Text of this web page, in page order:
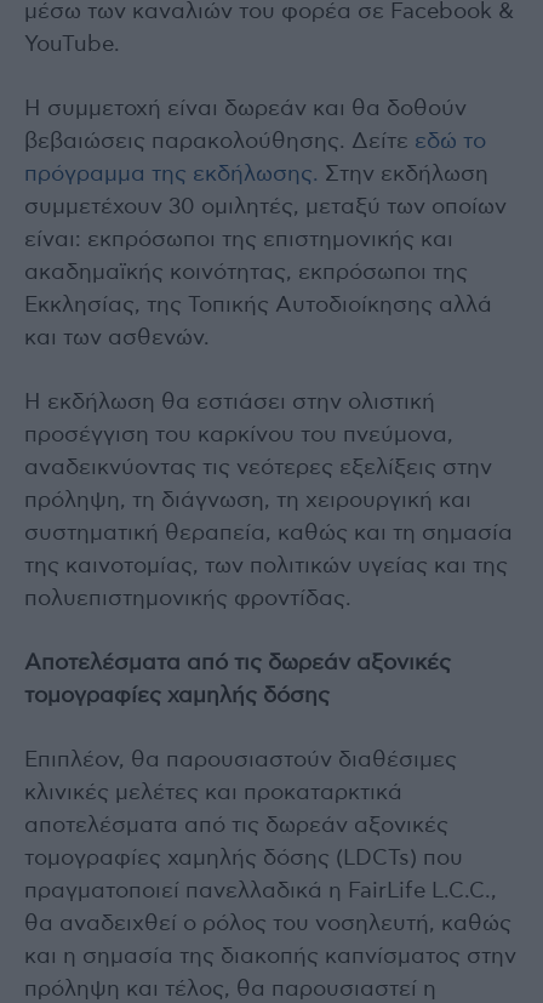
μέσω των καναλιών του φορέα σε Facebook &
YouTube.
Η συμμετοχή είναι δωρεάν και θα δοθούν
βεβαιώσεις παρακολούθησης. Δείτε εδώ το
πρόγραμμα της εκδήλωσης. Στην εκδήλωση
συμμετέχουν 30 ομιλητές, μεταξύ των οποίων
είναι: εκπρόσωποι της επιστημονικής και
ακαδημαϊκής κοινότητας, εκπρόσωποι της
Εκκλησίας, της Τοπικής Αυτοδιοίκησης αλλά
και των ασθενών.
Η εκδήλωση θα εστιάσει στην ολιστική
προσέγγιση του καρκίνου του πνεύμονα,
αναδεικνύοντας τις νεότερες εξελίξεις στην
πρόληψη, τη διάγνωση, τη χειρουργική και
συστηματική θεραπεία, καθώς και τη σημασία
της καινοτομίας, των πολιτικών υγείας και της
πολυεπιστημονικής φροντίδας.
Αποτελέσματα από τις δωρεάν αξονικές
τομογραφίες χαμηλής δόσης
Επιπλέον, θα παρουσιαστούν διαθέσιμες
κλινικές μελέτες και προκαταρκτικά
αποτελέσματα από τις δωρεάν αξονικές
τομογραφίες χαμηλής δόσης (LDCTs) που
πραγματοποιεί πανελλαδικά η FairLife L.C.C.,
θα αναδειχθεί ο ρόλος του νοσηλευτή, καθώς
και η σημασία της διακοπής καπνίσματος στην
πρόληψη και τέλος, θα παρουσιαστεί η